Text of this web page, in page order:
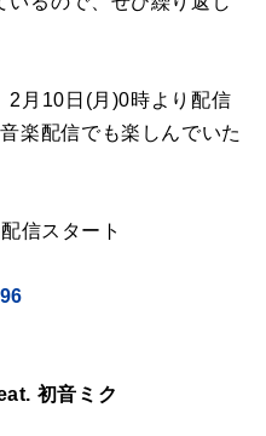
2月10日(月)0時より配信
楽配信でも楽しんでいた
信スタート
初音ミク